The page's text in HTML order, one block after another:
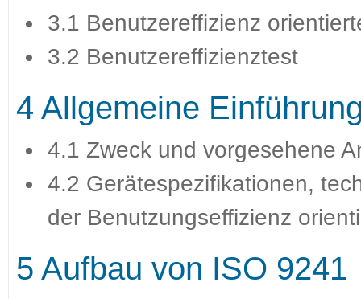
3.1 Benutzereffizienz
3.2 Benutzereffizienztest
4 Allgemeine
4.1 Zweck und vorgesehene
4.2 Gerätespezifikationen,
der Benutzungseffizienz
5 Aufbau von ISO 9241